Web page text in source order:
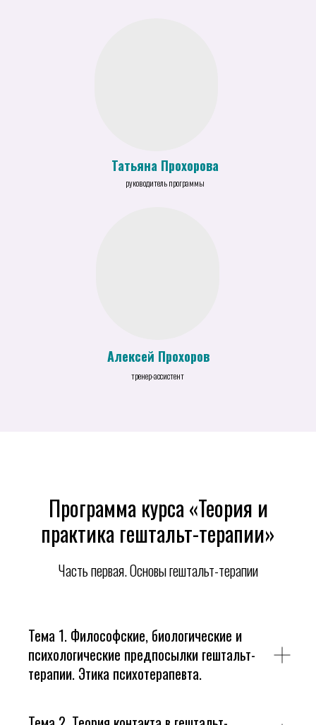
тренер-ассистент
Алексей Прохоров
руководитель программы
Татьяна Прохорова
Программа курса «Теория и
практика гештальт-терапии»
Часть первая. Основы гештальт-терапии
Тема 1. Философские, биологические и
психологические предпосылки гештальт-
терапии. Этика психотерапевта.